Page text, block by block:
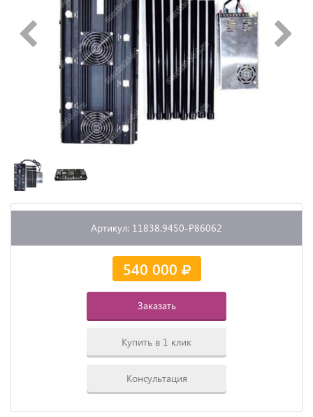
Артикул: 11838.9450-P86062
540 000
Заказать
Купить в 1 клик
Консультация